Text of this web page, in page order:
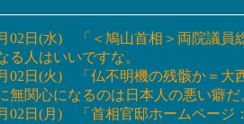
02日(水) 「＜鳩山首相＞両院議
る人はいいですな。
02日(火) 「仏不明機の残骸か＝
無関心になるのは日本人の悪い癖だ
02日(月) 「首相官邸ホームページ